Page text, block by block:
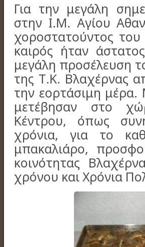
Για την μεγάλη
στην Ι.Μ. Αγίου
χοροστατούντος
καιρός ήταν
μεγάλη προσέλευση
της Τ.Κ. Βλαχέρνας
την εορτάσιμη μέρα.
μετέβησαν στο
Κέντρου, όπως
χρόνια, για το
μπακαλιάρο,
κοινότητας
χρόνου και Χρόνια